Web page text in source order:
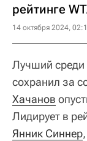
рейтинге
14 октября 2024,
Лучший среди
сохранил за
Хачанов
Лидирует в
Янник Синнер